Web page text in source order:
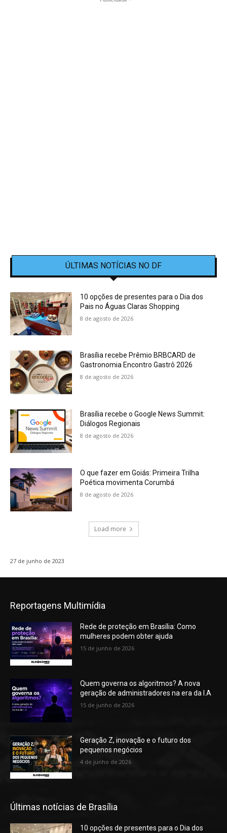
ÚLTIMAS NOTÍCIAS NO DF
10 opções de presentes para o Dia dos
Pais no Águas Claras Shopping
8 de agosto de 2026
Brasília recebe Prêmio BRBCARD de
Gastronomia Encontro Gastrô 2026
8 de agosto de 2026
Brasília recebe o Google News Summit:
Diálogos Regionais
8 de agosto de 2026
O que fazer em Goiás: Primeira Trilha
Poética movimenta Corumbá
8 de agosto de 2026
Load more
27 de junho de 2023
Reportagens Multimídia
Rede de proteção em Brasília: Como
mulheres podem obter ajuda
15 de junho de 2026
Quem governa os algoritmos? A nova
geração de administradores na era da I.A
15 de junho de 2026
Geração Z, inovação e o futuro dos
pequenos negócios
4 de junho de 2026
Últimas notícias de Brasília
10 opções de presentes para o Dia dos